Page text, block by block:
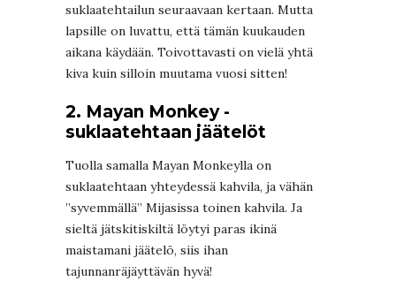
suklaatehtailun seuraavaan kertaan. Mutta
lapsille on luvattu, että tämän kuukauden
aikana käydään. Toivottavasti on vielä yhtä
kiva kuin silloin muutama vuosi sitten!
2. Mayan Monkey -
suklaatehtaan jäätelöt
Tuolla samalla Mayan Monkeylla on
suklaatehtaan yhteydessä kahvila, ja vähän
”syvemmällä” Mijasissa toinen kahvila. Ja
sieltä jätskitiskiltä löytyi paras ikinä
maistamani jäätelö, siis ihan
tajunnanräjäyttävän hyvä!